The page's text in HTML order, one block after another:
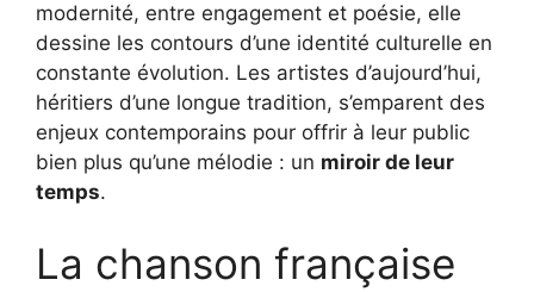
modernité, entre engagement et poésie, elle
dessine les contours d’une identité culturelle en
constante évolution. Les artistes d’aujourd’hui,
héritiers d’une longue tradition, s’emparent des
enjeux contemporains pour offrir à leur public
bien plus qu’une mélodie : un miroir de leur
temps.
La chanson française